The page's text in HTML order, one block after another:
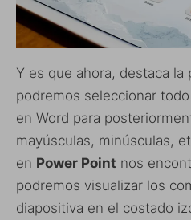
Y es que ahora, destaca la
podremos seleccionar
en Word para
mayúsculas, minúsculas,
en Power Point nos
podremos visualizar los
diapositiva en el costado